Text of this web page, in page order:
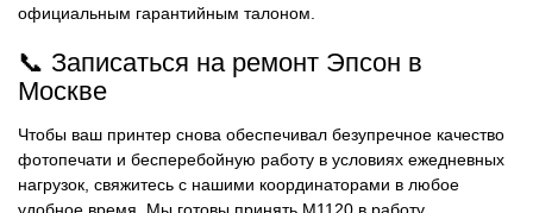
официальным гарантийным талоном.
📞 Записаться на ремонт Эпсон в
Москве
Чтобы ваш принтер снова обеспечивал безупречное качество
фотопечати и бесперебойную работу в условиях ежедневных
нагрузок, свяжитесь с нашими координаторами в любое